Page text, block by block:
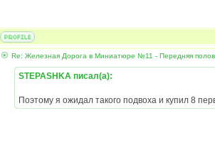
Re: Железная Дорога в Миниатюре №11 - Передняя
STEPASHKA писал(а):
Поэтому я ожидал такого подвоха и купил 8